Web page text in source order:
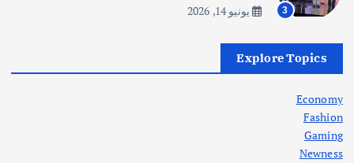
في جذور المشكلة وحلولها المستدامة
3
يونيو 14, 2026
Explore Topics
Economy
Fashion
Gaming
Newness